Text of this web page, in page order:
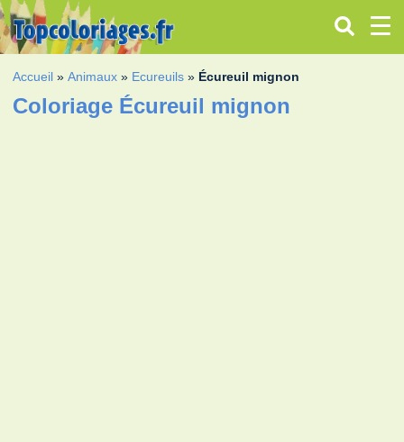
Accueil »Animaux » Ecureuils » Écureuil mignon
Coloriage Écureuil mignon